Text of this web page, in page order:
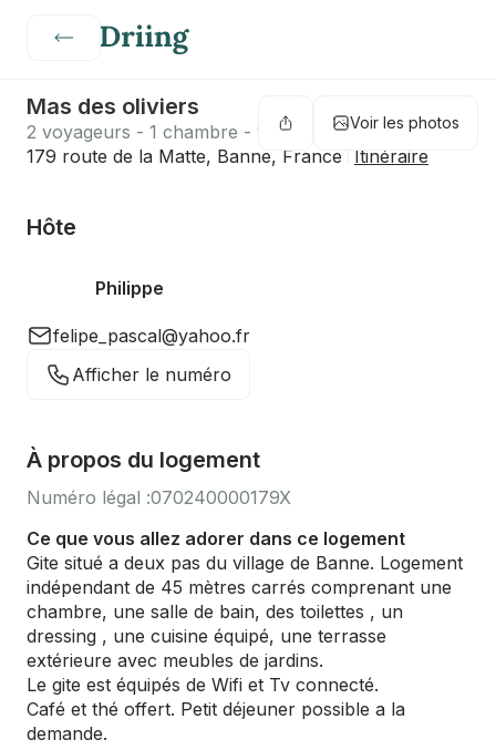
Voir les photos
Mas des oliviers
2 voyageurs - 1 chambre - 1 lit - 1 salle de bain
179 route de la Matte, Banne, France
Itinéraire
Hôte
Philippe
felipe_pascal@yahoo.fr
Afficher le numéro
À propos du logement
Numéro légal :070240000179X
Ce que vous allez adorer dans ce logement
Gite situé a deux pas du village de Banne. Logement
indépendant de 45 mètres carrés comprenant une
chambre, une salle de bain, des toilettes , un
dressing , une cuisine équipé, une terrasse
extérieure avec meubles de jardins.
Le gite est équipés de Wifi et Tv connecté.
Café et thé offert. Petit déjeuner possible a la
demande.